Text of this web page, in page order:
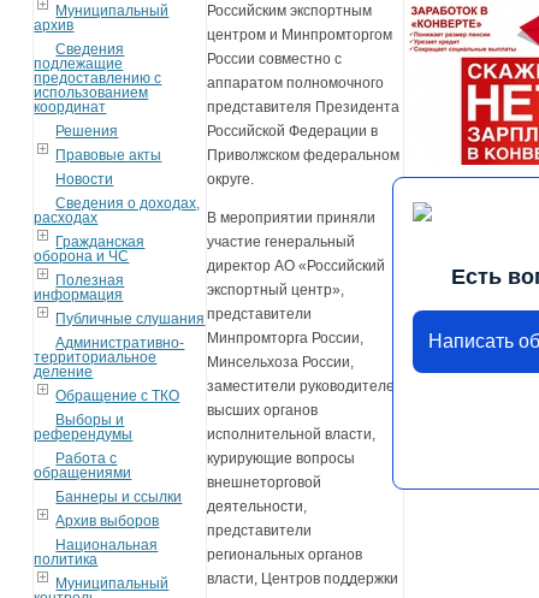
Муниципальный
архив
Сведения
подлежащие
предоставлению с
использованием
координат
Решения
Правовые акты
Новости
Сведения о доходах,
расходах
Гражданская
оборона и ЧС
Полезная
информация
Публичные слушания
Административно-
территориальное
деление
Обращение с ТКО
Выборы и
референдумы
Работа с
обращениями
Баннеры и ссылки
Архив выборов
Национальная
политика
Муниципальный
Российским экспортным
центром и Минпромторгом
России совместно с
аппаратом полномочного
представителя Президента
Российской Федерации в
Приволжском федеральном
округе.
В мероприятии приняли
участие генеральный
директор АО «Российский
экспортный центр»,
представители
Минпромторга России,
Минсельхоза России,
заместители руководителей
высших органов
исполнительной власти,
курирующие вопросы
внешнеторговой
деятельности,
представители
региональных органов
власти, Центров поддержки
Есть
Написать